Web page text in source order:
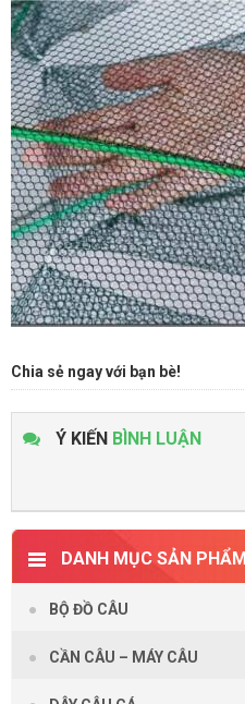
Chia sẻ ngay với bạn bè!
Ý KIẾN BÌNH LUẬN
DANH MỤC SẢN PHẨM
BỘ ĐỒ CÂU
CẦN CÂU – MÁY CÂU